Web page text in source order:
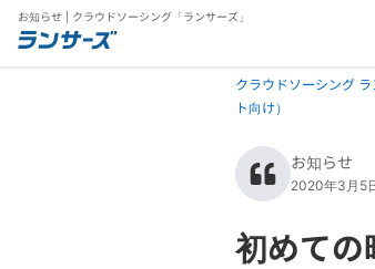
お知らせ | クラウドソーシング「ランサーズ」
クラウドソーシング
ト向け）
お知らせ
2020年3月5
初めての